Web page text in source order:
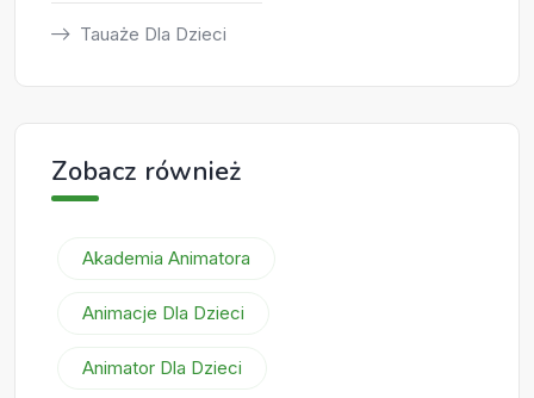
Tauaże Dla Dzieci
Zobacz również
Akademia Animatora
Animacje Dla Dzieci
Animator Dla Dzieci